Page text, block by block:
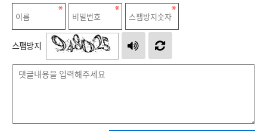
스팸방지